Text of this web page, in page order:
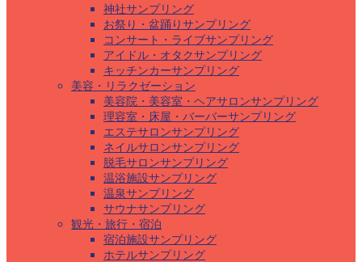
神社サンプリング
お祭り・盆踊りサンプリング
コンサート・ライブサンプリング
アイドル・オタクサンプリング
キッチンカーサンプリング
美容・リラクゼーション
美容院・美容室・ヘアサロンサンプリング
理容室・床屋・バーバーサンプリング
エステサロンサンプリング
ネイルサロンサンプリング
脱毛サロンサンプリング
温浴施設サンプリング
温泉サンプリング
サウナサンプリング
観光・旅行・宿泊
宿泊施設サンプリング
ホテルサンプリング